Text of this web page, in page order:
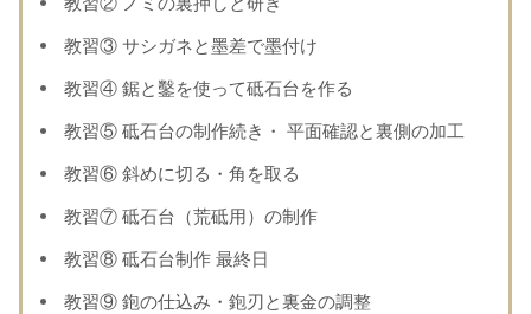
教習③ サシガネと墨差で墨付け
教習④ 鋸と鑿を使って砥石台を作る
教習⑤ 砥石台の制作続き・ 平面確認と裏側の加工
教習⑥ 斜めに切る・角を取る
教習⑦ 砥石台（荒砥用）の制作
教習⑧ 砥石台制作 最終日
教習⑨ 鉋の仕込み・鉋刃と裏金の調整